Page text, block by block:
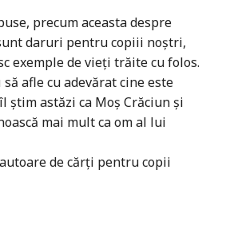
precum aceasta despre
daruri pentru copiii noştri,
exemple de vieţi trăite cu folos.
afle cu adevărat cine este
ştim astăzi ca Moş Crăciun şi
mai mult ca om al lui
de cărți pentru copii